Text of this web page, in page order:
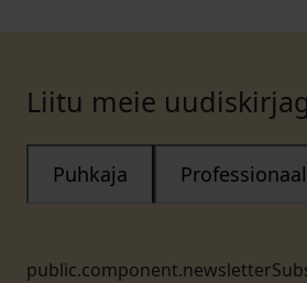
Liitu meie
Puhkaja Professionaal